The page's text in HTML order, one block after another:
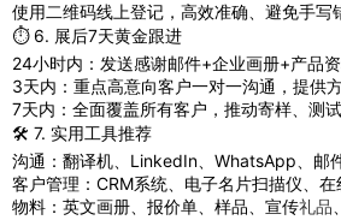
使用二维码线上登记，高效准确、避免手写
⏱️ 6. 展后7天黄金跟进
24小时内：发送感谢邮件+企业画册+产品
3天内：重点高意向客户一对一沟通，提供
7天内：全面覆盖所有客户，推动寄样、测
🛠️ 7. 实用工具推荐
沟通：翻译机、LinkedIn、WhatsApp、邮
客户管理：CRM系统、电子名片扫描仪、在
物料：英文画册、报价单、样品、宣传礼品